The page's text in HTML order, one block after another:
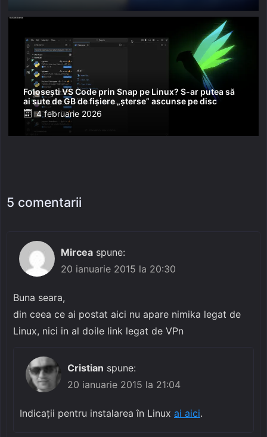
Folosești VS Code prin Snap pe Linux? S-ar putea să
ai sute de GB de fișiere „șterse” ascunse pe disc
Posted
on
4 februarie 2026
5 comentarii
Mircea spune:
20 ianuarie 2015 la 20:30
Buna seara,
din ceea ce ai postat aici nu apare nimika legat de
Linux, nici in al doile link legat de VPn
Cristian spune:
20 ianuarie 2015 la 21:04
Indicații pentru instalarea în Linux ai aici.